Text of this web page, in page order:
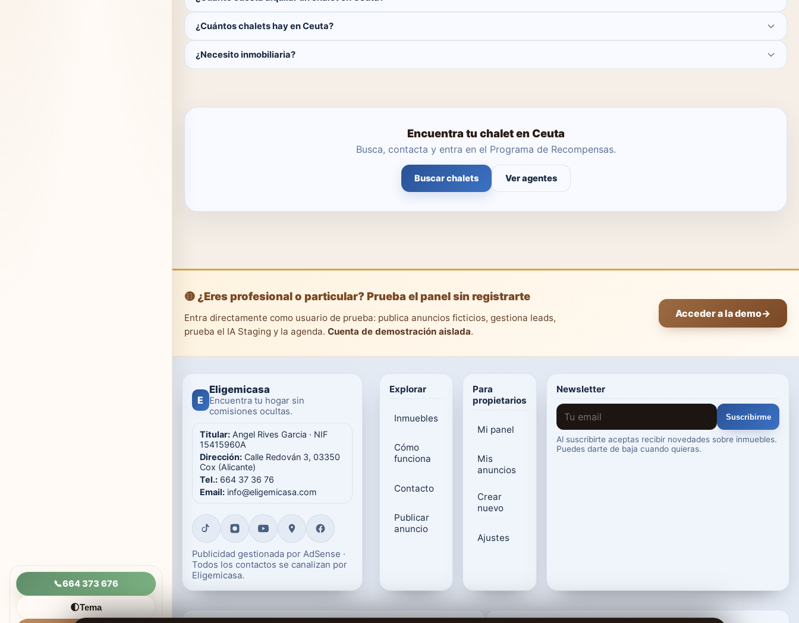
📞664 373 676
🌓Tema
¿Cuántos chalets hay en Ceuta?
¿Necesito inmobiliaria?
Encuentra tu chalet en Ceuta
Busca, contacta y entra en el Programa de Recompensas.
Buscar chalets Ver agentes
🟡 ¿Eres profesional o particular? Prueba el panel sin registrarte
Entra directamente como usuario de prueba: publica anuncios ficticios, gestiona leads,
prueba el IA Staging y la agenda. Cuenta de demostración aislada.
Acceder a la demo→
E
Eligemicasa
Encuentra tu hogar sin
comisiones ocultas.
Titular: Angel Rives Garcia · NIF
15415960A
Dirección: Calle Redován 3, 03350
Cox (Alicante)
Tel.: 664 37 36 76
Email: info@eligemicasa.com
Publicidad gestionada por AdSense ·
Todos los contactos se canalizan por
Eligemicasa.
Explorar
Inmuebles
Cómo
funciona
Contacto
Publicar
anuncio
Para
propietarios
Mi panel
Mis
anuncios
Crear
nuevo
Ajustes
Newsletter
Suscribirme
Al suscribirte aceptas recibir novedades sobre inmuebles.
Puedes darte de baja cuando quieras.